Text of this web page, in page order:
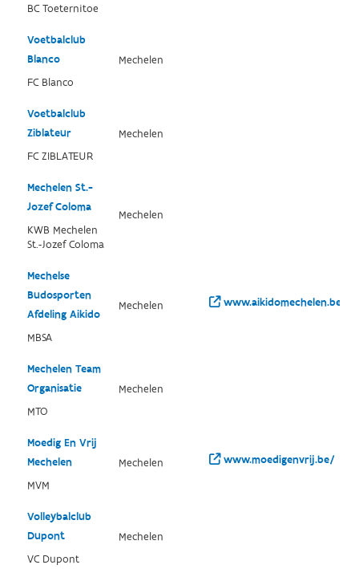
BC Toeternitoe
Voetbalclub
Blanco
FC Blanco
Mechelen
Voetbalclub
Ziblateur
FC ZIBLATEUR
Mechelen
Mechelen St.-
Jozef Coloma
KWB Mechelen
St.-Jozef Coloma
Mechelen
Mechelse
Budosporten
Afdeling Aikido
MBSA
Mechelen www.aikidomechelen.be/
Mechelen Team
Organisatie
MTO
Mechelen
Moedig En Vrij
Mechelen
MVM
Mechelen www.moedigenvrij.be/
Volleybalclub
Dupont
VC Dupont
Mechelen